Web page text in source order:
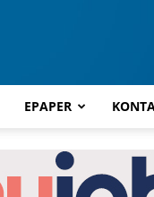
EPAPER